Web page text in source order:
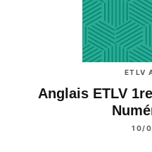
ETLV
Anglais ETLV
10/